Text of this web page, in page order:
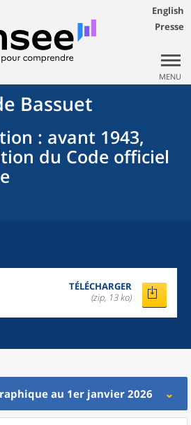
English
Presse
MENU
Bassuet
: avant 1943,
du Code officiel
TÉLÉCHARGER
(zip, 13 ko)
au 1er janvier 2026